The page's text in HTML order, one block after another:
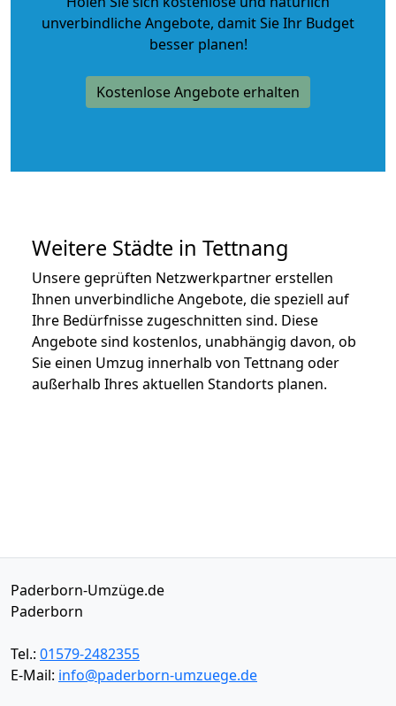
unverbindliche Angebote, damit Sie Ihr Budget
besser planen!
Kostenlose Angebote erhalten
Weitere Städte in Tettnang
Unsere geprüften Netzwerkpartner erstellen
Ihnen unverbindliche Angebote, die speziell auf
Ihre Bedürfnisse zugeschnitten sind. Diese
Angebote sind kostenlos, unabhängig davon, ob
Sie einen Umzug innerhalb von Tettnang oder
außerhalb Ihres aktuellen Standorts planen.
Paderborn-Umzüge.de
Paderborn
Tel.: 01579-2482355
E-Mail: info@paderborn-umzuege.de